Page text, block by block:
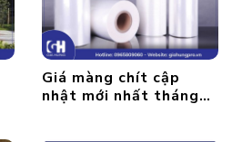
Giá màng chít cập
nhật mới nhất tháng